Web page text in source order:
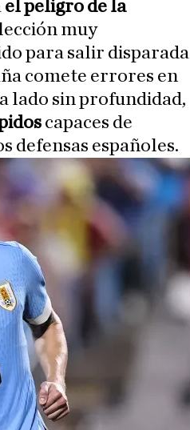
el peligro de la
muy
para salir disparada
comete errores en
lado sin profundidad,
capaces de
defensas españoles.